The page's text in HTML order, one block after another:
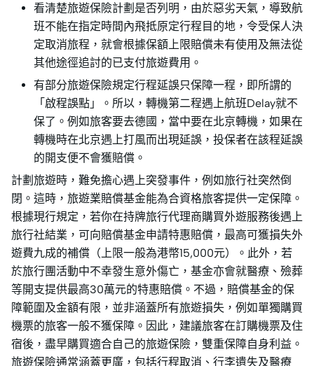
看清楚旅遊保險計劃是否列明，由於惡劣天氣，導致航
班不能在指定時間內飛抵原定行程目的地，令受保人決
定取消旅程，就會根據保額上限賠償未有使用及無法從
其他途徑追討的已支付旅遊費用。
有部分旅遊保險規定行程延誤只保障一程，即所謂的
「啟程誤點」。所以，轉機第二程遇上航班Delay就不
保了。例如旅客要去德國，當中要在北京轉機，如果在
轉機時在北京遇上打風而出現延誤，投保者在該程延誤
的開支便不會獲賠償。
計劃旅遊時，難免擔心遇上突發事件，例如旅行社突然倒
閉。這時，旅遊業賠償基金能為合資格旅客提供一定保障。
根據現行規定，若你在持牌旅行代理商購買外遊服務後遇上
旅行社結業，可向賠償基金申請特惠賠償，最高可獲損失外
遊費九成的補償（上限一般為港幣15,000元）。此外，若
於旅行團活動中不幸發生意外傷亡，基金亦會就醫療、殮葬
等開支提供最高30萬元的特惠賠償。不過，賠償基金的保
障範圍及金額有限，並非涵蓋所有旅遊損失，例如單獨購買
機票的旅客一般不獲保障。因此，建議旅客在訂購機票及住
宿後，盡早購買適合自己的旅遊保險，雙重保障自身利益。
旅遊保險通常涵蓋更廣，包括行程取消、行李遺失及醫療